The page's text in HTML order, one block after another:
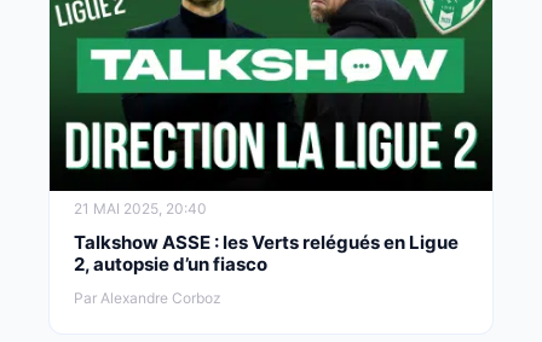
21 MAI 2025, 20:40
Talkshow ASSE : les Verts relégués en Ligue
2, autopsie d’un fiasco
Par Alexandre Corboz